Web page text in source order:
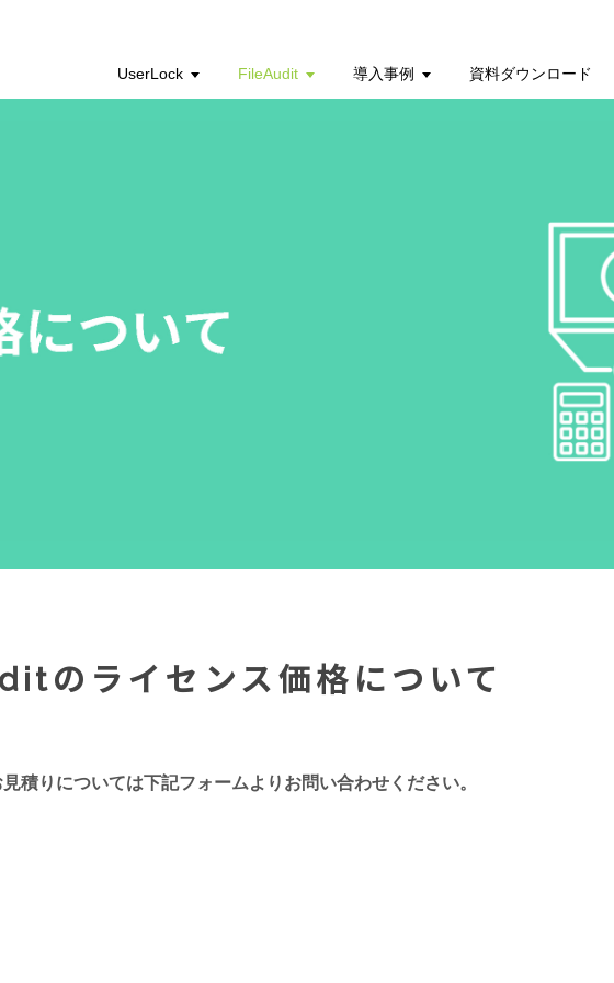
UserLock FileAudit 導入事例 資料ダウンロード
のライセンス価格について
積りについては下記フォームよりお問い合わせください。​